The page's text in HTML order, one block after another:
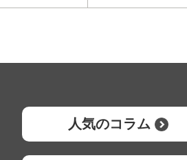
人気のコラム